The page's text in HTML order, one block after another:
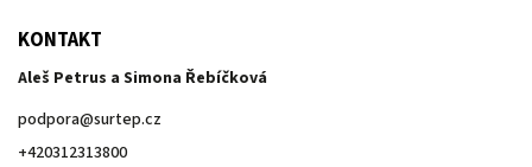
KONTAKT
Aleš Petrus a Simona Řebíčková
podpora@surtep.cz
+420312313800